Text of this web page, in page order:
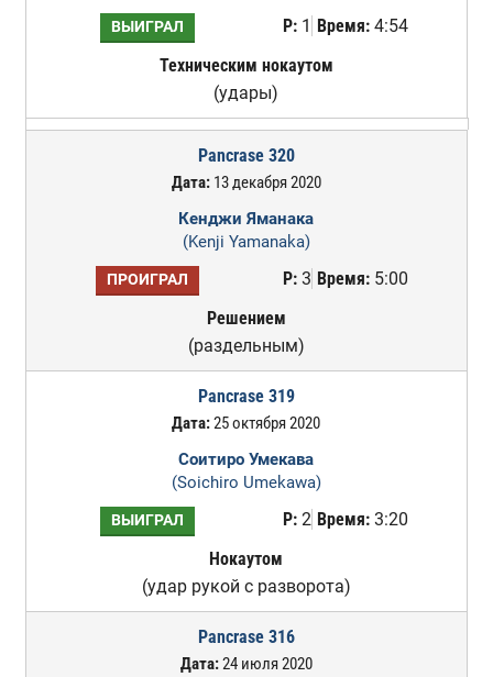
ВЫИГРАЛ Р:1 Время:4:54
Техническим нокаутом
(удары)
Pancrase 320
Дата:13 декабря 2020
Кенджи Яманака
(Kenji Yamanaka)
ПРОИГРАЛ Р:3 Время:5:00
Решением
(раздельным)
Pancrase 319
Дата:25 октября 2020
Соитиро Умекава
(Soichiro Umekawa)
ВЫИГРАЛ Р:2 Время:3:20
Нокаутом
(удар рукой с разворота)
Pancrase 316
Дата:24 июля 2020